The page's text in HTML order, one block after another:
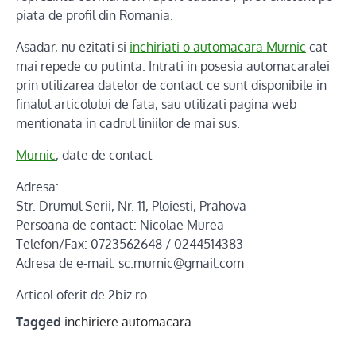
piata de profil din Romania.
Asadar, nu ezitati si inchiriati o automacara Murnic cat
mai repede cu putinta. Intrati in posesia automacaralei
prin utilizarea datelor de contact ce sunt disponibile in
finalul articolului de fata, sau utilizati pagina web
mentionata in cadrul liniilor de mai sus.
Murnic, date de contact
Adresa:
Str. Drumul Serii, Nr. 11, Ploiesti, Prahova
Persoana de contact: Nicolae Murea
Telefon/Fax: 0723562648 / 0244514383
Adresa de e-mail: sc.murnic@gmail.com
Articol oferit de 2biz.ro
Tagged inchiriere automacara